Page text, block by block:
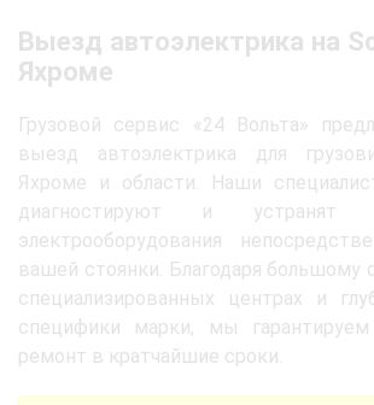
Выезд автоэлектрика на
Яхроме
Грузовой сервис «24 Вольта»
выезд автоэлектрика для
Яхроме и области. Наши
диагностируют и устранят
электрооборудования
вашей стоянки. Благодаря большому
специализированных центрах и
специфики марки, мы гарантируем
ремонт в кратчайшие сроки.